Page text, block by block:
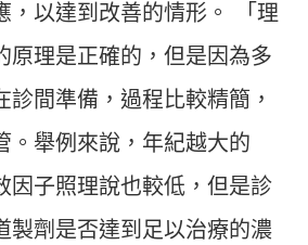
，以達到改善的情形。 「理
原理是正確的，但是因為多
診間準備，過程比較精簡，
。舉例來說，年紀越大的
因子照理說也較低，但是診
製劑是否達到足以治療的濃